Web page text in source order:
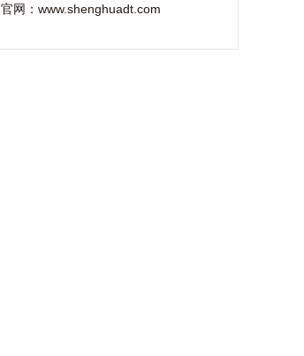
官网：www.shenghuadt.com